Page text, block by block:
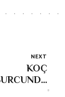
NEXT
KOÇ